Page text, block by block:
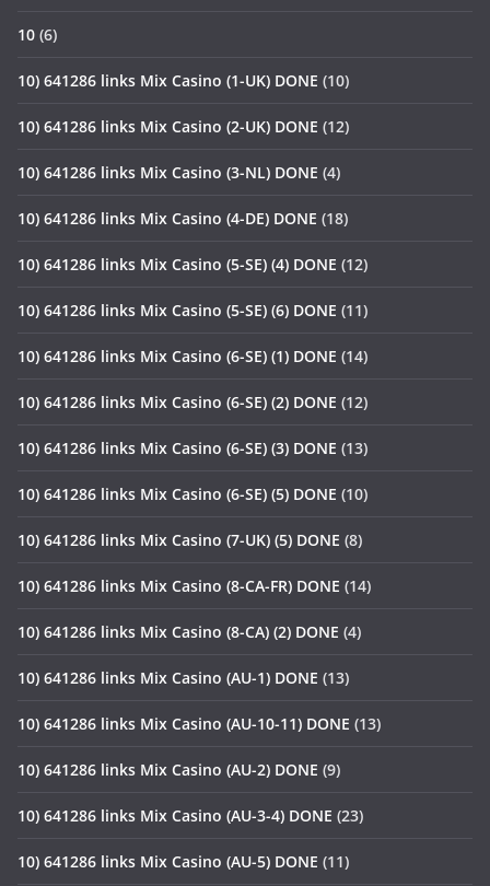
10 (6)
10) 641286 links Mix Casino (1-UK) DONE (10)
10) 641286 links Mix Casino (2-UK) DONE (12)
10) 641286 links Mix Casino (3-NL) DONE (4)
10) 641286 links Mix Casino (4-DE) DONE (18)
10) 641286 links Mix Casino (5-SE) (4) DONE (12)
10) 641286 links Mix Casino (5-SE) (6) DONE (11)
10) 641286 links Mix Casino (6-SE) (1) DONE (14)
10) 641286 links Mix Casino (6-SE) (2) DONE (12)
10) 641286 links Mix Casino (6-SE) (3) DONE (13)
10) 641286 links Mix Casino (6-SE) (5) DONE (10)
10) 641286 links Mix Casino (7-UK) (5) DONE (8)
10) 641286 links Mix Casino (8-CA-FR) DONE (14)
10) 641286 links Mix Casino (8-CA) (2) DONE (4)
10) 641286 links Mix Casino (AU-1) DONE (13)
10) 641286 links Mix Casino (AU-10-11) DONE (13)
10) 641286 links Mix Casino (AU-2) DONE (9)
10) 641286 links Mix Casino (AU-3-4) DONE (23)
10) 641286 links Mix Casino (AU-5) DONE (11)